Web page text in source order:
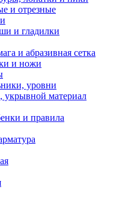
и отрезные
и гладилки
и абразивная сетка
и ножи
уровни
укрывной материал
и правила